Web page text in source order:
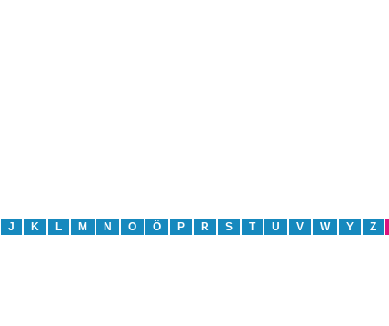
J K L M N O Ö P R S T U V W Y Z